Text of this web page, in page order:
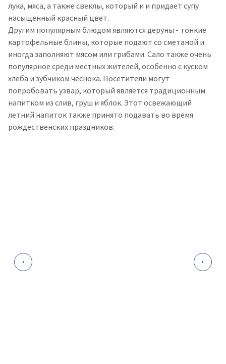
лука, мяса, а также свеклы, который и и придает супу
насыщенный красный цвет.
Другим популярным блюдом являются деруны - тонкие
картофельные блины, которые подают со сметаной и
иногда заполняют мясом или грибами. Сало также очень
популярное среди местных жителей, особенно с куском
хлеба и зубчиком чеснока. Посетители могут
попробовать узвар, который является традиционным
напитком из слив, груш и яблок. Этот освежающий
летний напиток также принято подавать во время
рождественских праздников.